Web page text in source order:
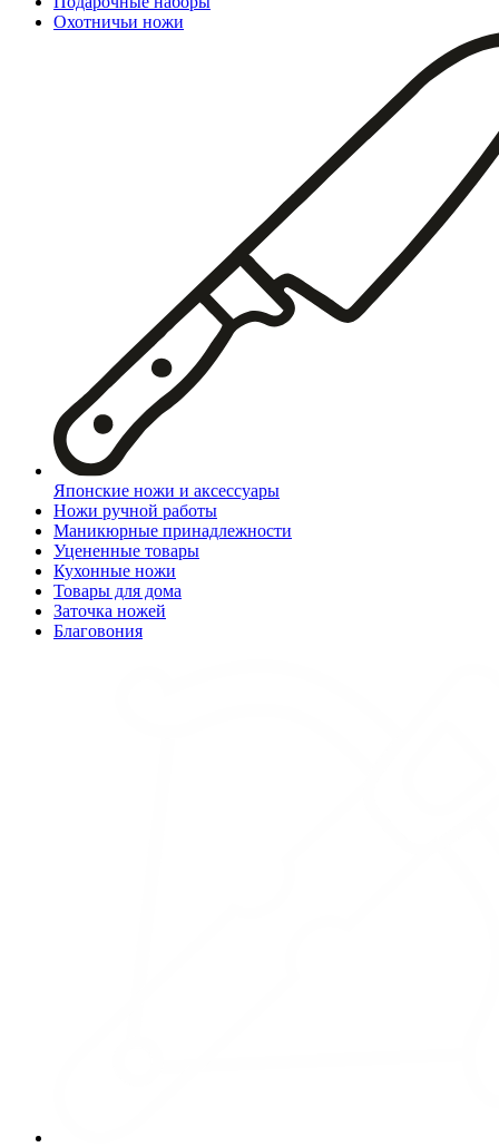
Охотничьи ножи
Японские ножи и аксессуары
Ножи ручной работы
Маникюрные принадлежности
Уцененные товары
Кухонные ножи
Товары для дома
Заточка ножей
Благовония